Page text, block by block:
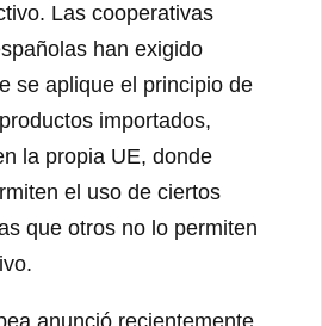
Las cooperativas
han exigido
se aplique el principio de
importados,
la propia UE, donde
el uso de ciertos
que otros no lo permiten